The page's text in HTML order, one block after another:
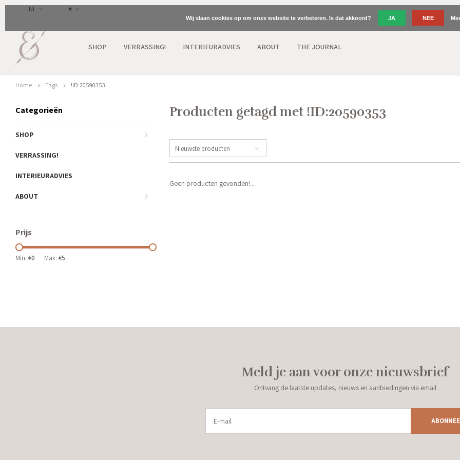
NL €
SHOP VERRASSING! INTERIEURADVIES ABOUT THE JOURNAL
Home Tags !ID:20590353
Categorieën
SHOP
VERRASSING!
INTERIEURADVIES
ABOUT
Prijs
Min: €0 Max: €5
Producten getagd met !ID:20590353
Nieuwste producten
Geen producten gevonden!...
Meld je aan voor onze nieuwsbrief
Ontvang de laatste updates, nieuws en aanbiedingen via email
Wij slaan cookies op om onze website te verbeteren. Is dat akkoord? JA NEE